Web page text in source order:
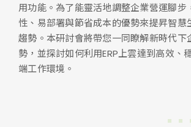
用功能。為了能靈活地調整企業營運腳步
性、易部署與節省成本的優勢來提昇智慧
趨勢。本研討會將帶您一同瞭解新時代下
勢，並探討如何利用ERP上雲達到高效、
端工作環境。